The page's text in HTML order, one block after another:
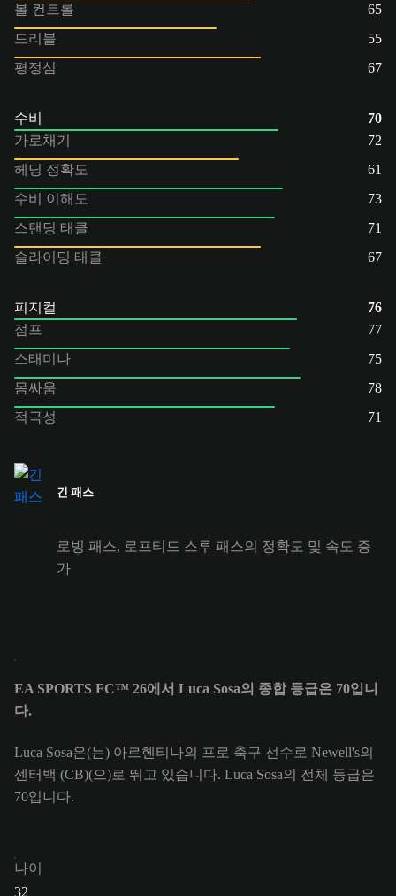
볼 컨트롤
65
드리블
55
평정심
67
수비
70
가로채기
72
헤딩 정확도
61
수비 이해도
73
스탠딩 태클
71
슬라이딩 태클
67
피지컬
76
점프
77
스태미나
75
몸싸움
78
적극성
71
긴 패스
로빙 패스, 로프티드 스루 패스의 정확도 및 속도 증
가
EA SPORTS FC™ 26에서 Luca Sosa의 종합 등급은 70입니
다.
Luca Sosa은(는) 아르헨티나의 프로 축구 선수로 Newell's의
센터백 (CB)(으)로 뛰고 있습니다. Luca Sosa의 전체 등급은
70입니다.
나이
32